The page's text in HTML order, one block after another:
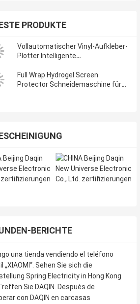
PRODUKTE
Vollautomatischer Vinyl-Aufkleber-
Plotter Intelligente
Bluetooth
Full Wrap Hydrogel Screen
Protector Schneidemaschine für
BERICHTE
una tienda vendiendo el teléfono
„XIAOMI“. Sehen Sie sich die
Spring Electricity in Hong Kong
Sie DAQIN. Después de
con DAQIN en carcasas